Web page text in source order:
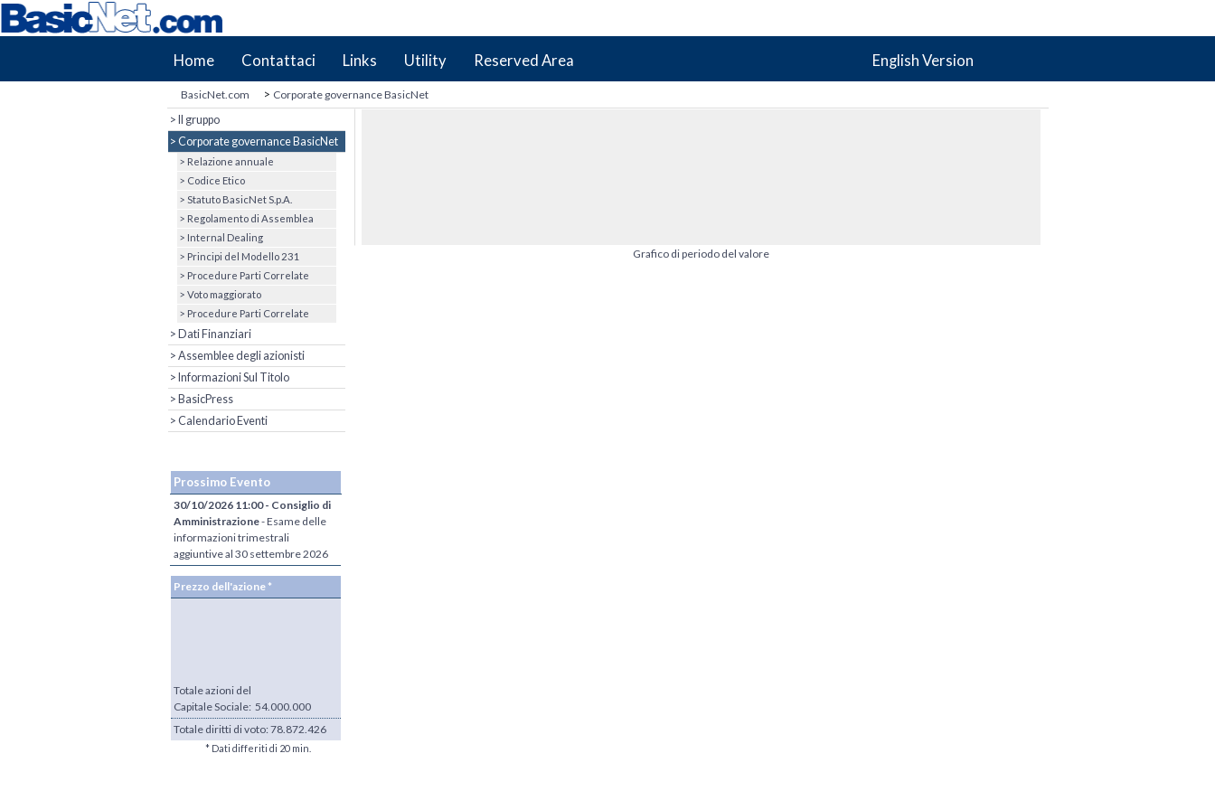
Home Contattaci Links Utility Reserved Area English Version
BasicNet.com > Corporate governance BasicNet
Grafico di periodo del valore
> Il gruppo
> Corporate governance BasicNet
> Relazione annuale
> Codice Etico
> Statuto BasicNet S.p.A.
> Regolamento di Assemblea
> Internal Dealing
> Principi del Modello 231
> Procedure Parti Correlate
> Voto maggiorato
> Procedure Parti Correlate
> Dati Finanziari
> Assemblee degli azionisti
> Informazioni Sul Titolo
> BasicPress
> Calendario Eventi
Prossimo Evento
30/10/2026 11:00 - Consiglio di
Amministrazione- Esame delle
informazioni trimestrali
aggiuntive al 30 settembre 2026
Prezzo dell'azione *
Totale azioni del
Capitale Sociale: 54.000.000
Totale diritti di voto:78.872.426
* Dati differiti di 20 min.